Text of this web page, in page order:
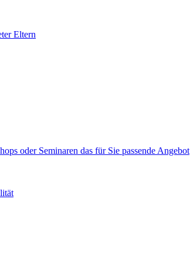
Eltern
oder Seminaren das für Sie passende Angebot